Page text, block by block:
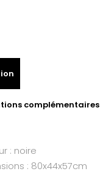
complémentaires
: noire
: 80x44x57cm